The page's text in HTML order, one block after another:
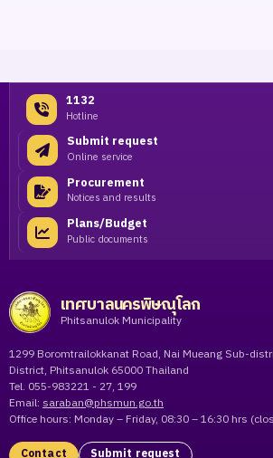
1132
Hotline
Submit request
Online service
Procurement
Notices and results
Plans/Budget
Public documents
เทศบาลนครพิษณุโลก
Phitsanulok Municipality
1299 Boromtrailokkanat Road, Nai Mueang Sub-
District, Phitsanulok 65000 Thailand
Tel. 055-983221 - 27, 199
Email: saraban@phsmun.go.th
Office hours: Monday – Friday, 08:30 – 16:30 hrs
Contact Submit request